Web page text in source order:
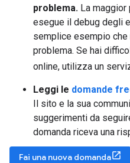
problema. La
esegue il debug degli
semplice esempio
problema. Se hai
online, utilizza un
Leggi le domande
Il sito e la sua
suggerimenti da
domanda riceva una
Fai una nuova domanda